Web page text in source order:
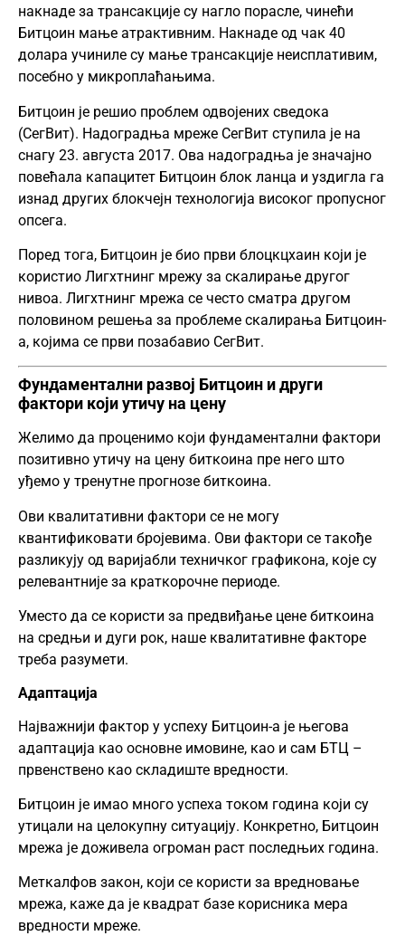
накнаде за трансакције су нагло порасле, чинећи
Битцоин мање атрактивним. Накнаде од чак 40
долара учиниле су мање трансакције неисплативим,
посебно у микроплаћањима.
Битцоин је решио проблем одвојених сведока
(СегВит). Надоградња мреже СегВит ступила је на
снагу 23. августа 2017. Ова надоградња је значајно
повећала капацитет Битцоин блок ланца и уздигла га
изнад других блокчејн технологија високог пропусног
опсега.
Поред тога, Битцоин је био први блоцкцхаин који је
користио Лигхтнинг мрежу за скалирање другог
нивоа. Лигхтнинг мрежа се често сматра другом
половином решења за проблеме скалирања Битцоин-
а, којима се први позабавио СегВит.
Фундаментални развој Битцоин и други
фактори који утичу на цену
Желимо да проценимо који фундаментални фактори
позитивно утичу на цену биткоина пре него што
уђемо у тренутне прогнозе биткоина.
Ови квалитативни фактори се не могу
квантификовати бројевима. Ови фактори се такође
разликују од варијабли техничког графикона, које су
релевантније за краткорочне периоде.
Уместо да се користи за предвиђање цене биткоина
на средњи и дуги рок, наше квалитативне факторе
треба разумети.
Адаптација
Најважнији фактор у успеху Битцоин-а је његова
адаптација као основне имовине, као и сам БТЦ –
првенствено као складиште вредности.
Битцоин је имао много успеха током година који су
утицали на целокупну ситуацију. Конкретно, Битцоин
мрежа је доживела огроман раст последњих година.
Меткалфов закон, који се користи за вредновање
мрежа, каже да је квадрат базе корисника мера
вредности мреже.